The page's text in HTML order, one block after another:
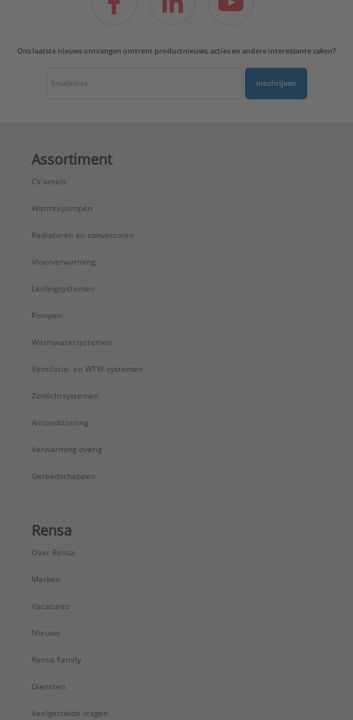
Ons laatste nieuws ontvangen omtrent productnieuws, acties en andere interessante zaken?
Inschrijven
Assortiment
CV-ketels
Warmtepompen
Radiatoren en convectoren
Vloerverwarming
Leidingsystemen
Pompen
Warmwatersystemen
Ventilatie- en WTW-systemen
Zonlichtsystemen
Airconditioning
Verwarming overig
Gereedschappen
Rensa
Over Rensa
Merken
Vacatures
Nieuws
Rensa Family
Diensten
Veelgestelde vragen